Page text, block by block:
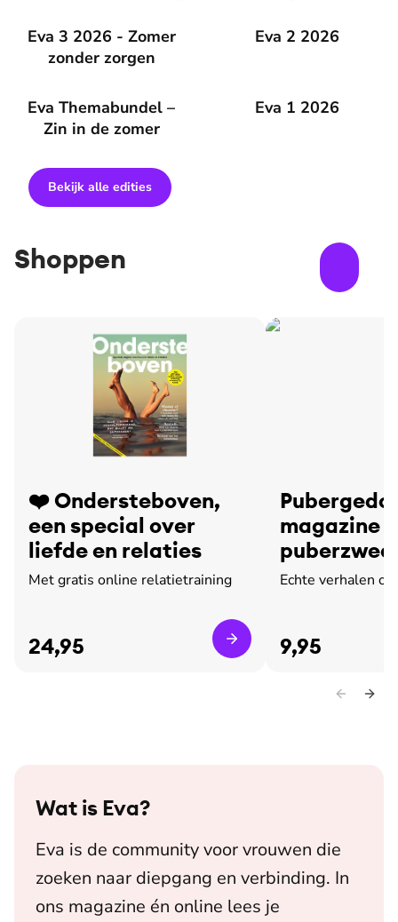
Eva 3 2026 - Zomer
zonder zorgen
Eva 3 2026 - Zomer zonder zorgen Eva 2 2026
Eva 2 2026
Eva Themabundel –
Zin in de zomer
Eva Themabundel – Zin in de zomer Eva 1 2026
Eva 1 2026
Bekijk alle edities
Shoppen
❤️ Ondersteboven,
een special over
liefde en relaties
Met gratis online relatietraining
24,95
magazine
leed
Echte verhalen
9,95
Wat is Eva?
Eva is de community voor vrouwen die
zoeken naar diepgang en verbinding. In
ons magazine én online lees je